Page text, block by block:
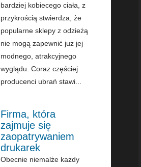
bardziej kobiecego ciała, z
przykrością stwierdza, że
popularne sklepy z odzieżą
nie mogą zapewnić już jej
modnego, atrakcyjnego
wyglądu. Coraz częściej
producenci ubrań stawi...
Firma, która
zajmuje się
zaopatrywaniem
drukarek
Obecnie niemalże każdy